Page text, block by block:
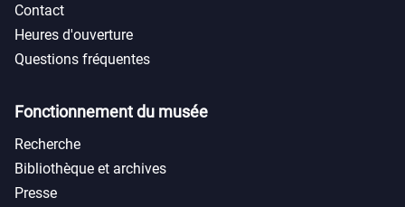
Contact
Heures d'ouverture
Questions fréquentes
Fonctionnement du musée
Recherche
Bibliothèque et archives
Presse